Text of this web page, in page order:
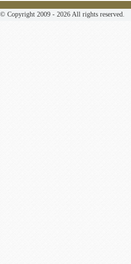
© Copyright 2009 - 2026 All rights reserved.